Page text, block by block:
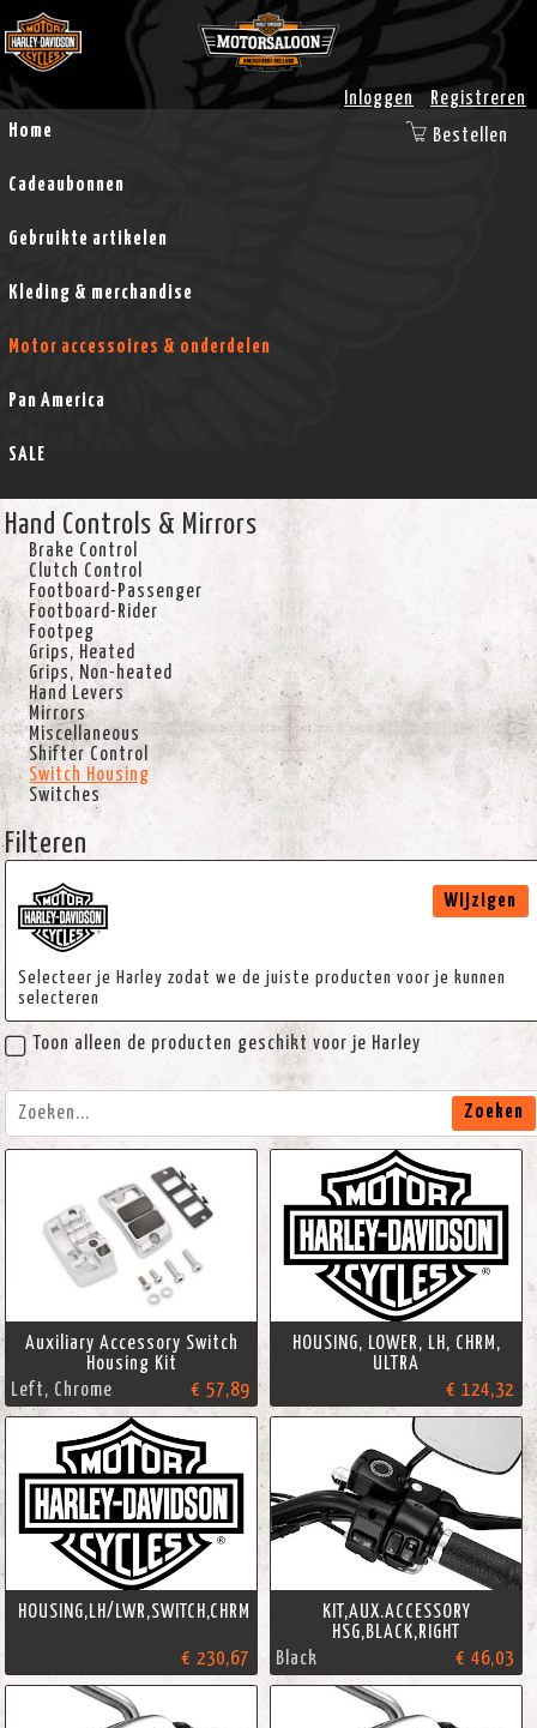
Inloggen
Registreren
Home
Cadeaubonnen
Gebruikte artikelen
Kleding & merchandise
Motor accessoires & onderdelen
Pan America
SALE
Bestellen
Hand Controls & Mirrors
Brake Control
Clutch Control
Footboard-Passenger
Footboard-Rider
Footpeg
Grips, Heated
Grips, Non-heated
Hand Levers
Mirrors
Miscellaneous
Shifter Control
Switch Housing
Switches
Filteren
Selecteer je Harley zodat we de juiste producten voor je kunnen
selecteren
Wijzigen
Toon alleen de producten geschikt voor je Harley
Zoeken
Auxiliary Accessory Switch
Housing Kit
Left, Chrome
€ 57,89
HOUSING, LOWER, LH, CHRM,
ULTRA
€ 124,32
HOUSING,LH/LWR,SWITCH,CHRM
€ 230,67
KIT,AUX.ACCESSORY
HSG,BLACK,RIGHT
Black
€ 46,03